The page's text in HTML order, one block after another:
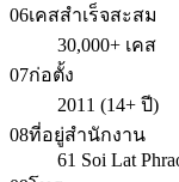
06เคสสำเร็จสะสม
30,000+ เคส
07ก่อตั้ง
2011 (14+ ปี)
08ที่อยู่สำนักงาน
61 Soi Lat